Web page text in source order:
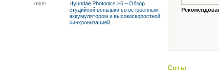
0309
Hyundae Photonics i-6 – Обзор
студийной вспышки со встроенным
аккумулятором и высокоскоростной
синхронизацией.
Соты